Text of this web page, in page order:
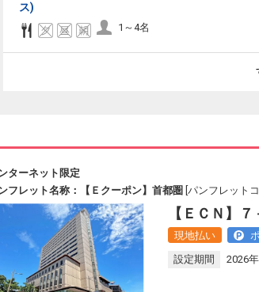
ス)
1～4名
ターネット限定
フレット名称：【Ｅクーポン】首都圏 [パンフレット
【ＥＣＮ】
現地払い
設定期間
2026